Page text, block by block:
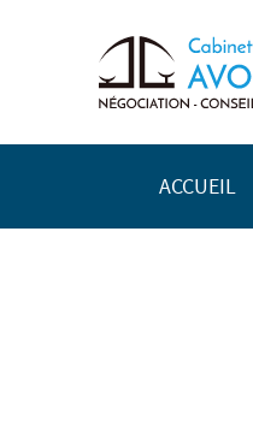
ACCUEIL